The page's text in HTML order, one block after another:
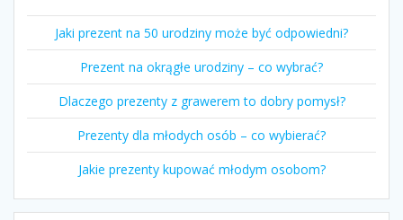
Jaki prezent na 50 urodziny może być odpowiedni?
Prezent na okrągłe urodziny – co wybrać?
Dlaczego prezenty z grawerem to dobry pomysł?
Prezenty dla młodych osób – co wybierać?
Jakie prezenty kupować młodym osobom?